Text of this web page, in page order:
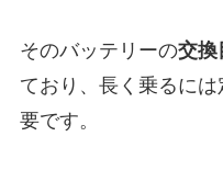
そのバッテリーの交換
ており、長く乗るに
要です。